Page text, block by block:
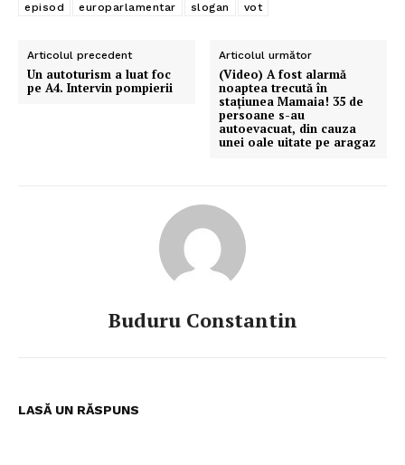
episod
europarlamentar slogan vot
Articolul precedent
Un autoturism a luat foc
pe A4. Intervin pompierii
Articolul următor
(Video) A fost alarmă
noaptea trecută în
staţiunea Mamaia! 35 de
persoane s-au
autoevacuat, din cauza
unei oale uitate pe aragaz
Buduru Constantin
LASĂ UN RĂSPUNS